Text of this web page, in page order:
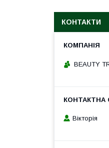
КОНТАКТИ
BEAUTY
Вікторія